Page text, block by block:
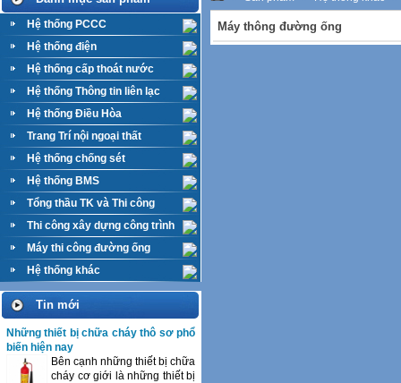
Hệ thống PCCC
Hệ thống điện
Hệ thống cấp thoát nước
Hệ thống Thông tin liên lạc
Hệ thống Điều Hòa
Trang Trí nội ngoại thất
Hệ thống chống sét
Hệ thống BMS
Tổng thầu TK và Thi công
M&E
Thi công xây dựng công trình
Máy thi công đường ống
Hệ thống khác
Tin mới
Những thiết bị chữa cháy thô sơ phổ
biến hiện nay
Bên cạnh những thiết bị chữa
cháy cơ giới là những thiết bị
Máy thông đường ống